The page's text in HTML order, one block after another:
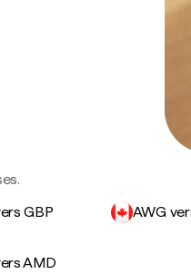
GBP AWG
AMD